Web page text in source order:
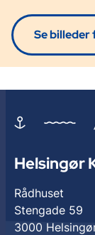
Se billeder
Helsingør
Rådhuset
Stengade 59
3000